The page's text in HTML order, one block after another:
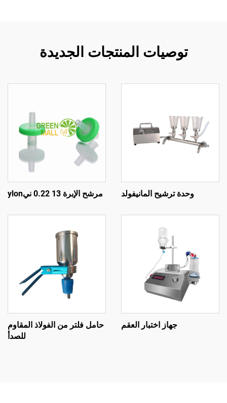
توصيات المنتجات الجديدة
وحدة ترشيح المانيفولد مرشح الإبرة 13 0.22 نيylon
جهاز اختبار العقم
حامل فلتر من الفولاذ المقاوم
للصدأ